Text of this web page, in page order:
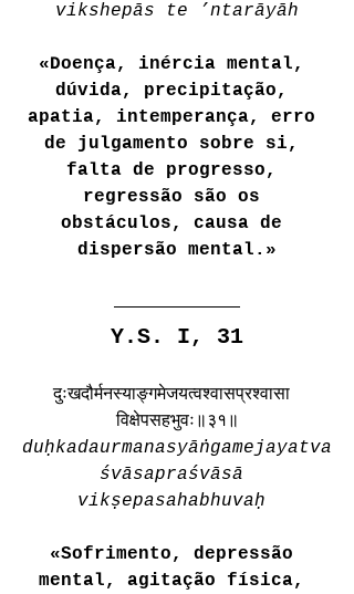
vikshepās te ’ntarāyāh
«Doença, inércia mental,
dúvida, precipitação,
apatia, intemperança, erro
de julgamento sobre si,
falta de progresso,
regressão são os
obstáculos, causa de
dispersão mental.»
Y.S. I, 31
दुःखदौर्मनस्याङ्गमेजयत्वश्वासप्रश्वासा
विक्षेपसहभुवः॥३१॥
duḥkadaurmanasyāṅgamejayatva
śvāsapraśvāsā
vikṣepasahabhuvaḥ
«Sofrimento, depressão
mental, agitação física,